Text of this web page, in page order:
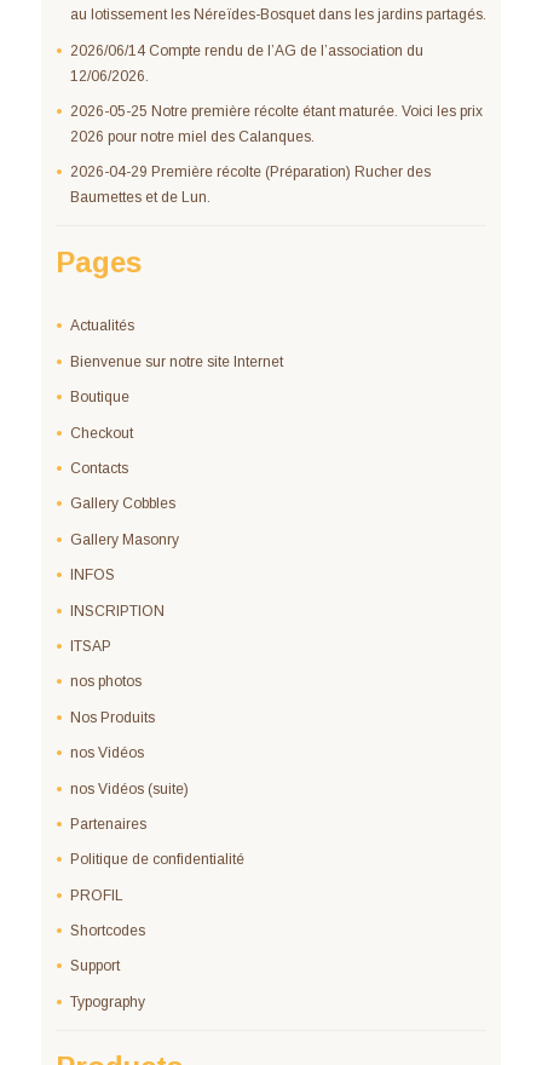
au lotissement les Néreïdes-Bosquet dans les jardins partagés.
2026/06/14 Compte rendu de l’AG de l’association du
12/06/2026.
2026-05-25 Notre première récolte étant maturée. Voici les prix
2026 pour notre miel des Calanques.
2026-04-29 Première récolte (Préparation) Rucher des
Baumettes et de Lun.
Pages
Actualités
Bienvenue sur notre site Internet
Boutique
Checkout
Contacts
Gallery Cobbles
Gallery Masonry
INFOS
INSCRIPTION
ITSAP
nos photos
Nos Produits
nos Vidéos
nos Vidéos (suite)
Partenaires
Politique de confidentialité
PROFIL
Shortcodes
Support
Typography